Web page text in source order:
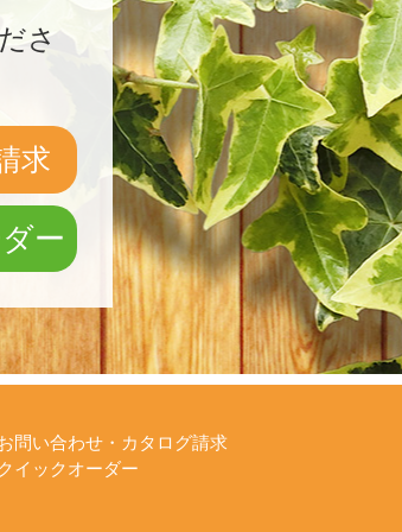
さ
求
ー
問い合わせ・カタログ請求
クイックオーダー